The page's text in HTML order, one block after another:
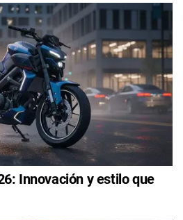
Innovación y estilo que